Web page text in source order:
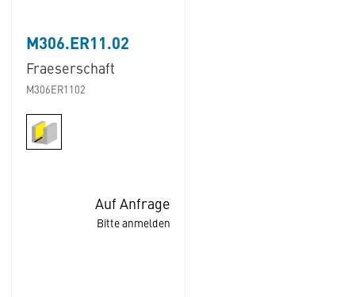
M306.ER11.02
Fraeserschaft
M306ER1102
Auf Anfrage
Bitte anmelden